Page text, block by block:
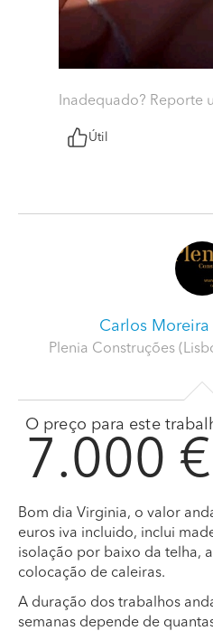
Inadequado? Reporte
Útil
Carlos Moreira
Plenia Construções
O preço para este
7.000 €
Bom dia Virginia, o valor
euros iva incluido, inclui
isolação por baixo da telha,
colocação de caleiras.
A duração dos trabalhos
semanas depende de